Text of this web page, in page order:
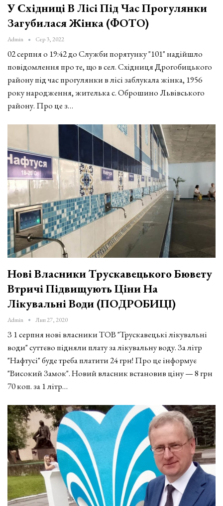
У Східниці В Лісі Під Час Прогулянки
Загубилася Жінка (ФОТО)
Admin Сер 3, 2022
02 серпня о 19:42 до Служби порятунку "101" надійшло
повідомлення про те, що в сел. Східниця Дрогобицького
району під час прогулянки в лісі заблукала жінка, 1956
року народження, жителька с. Оброшино Львівського
району. Про це з…
Нові Власники Трускавецького Бювету
Втричі Підвищують Ціни На
Лікувальні Води (ПОДРОБИЦІ)
Admin Лип 27, 2020
З 1 серпня нові власники ТОВ "Трускавецькі лікувальні
води" суттєво підняли плату за лікувальну воду. За літр
"Нафтусі" буде треба платити 24 грн! Про це інформує
"Високий Замок". Новий власник встановив ціну — 8 грн
70 коп. за 1 літр…